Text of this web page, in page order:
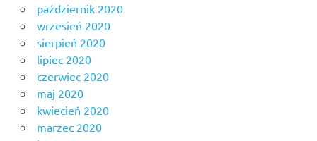
październik 2020
wrzesień 2020
sierpień 2020
lipiec 2020
czerwiec 2020
maj 2020
kwiecień 2020
marzec 2020